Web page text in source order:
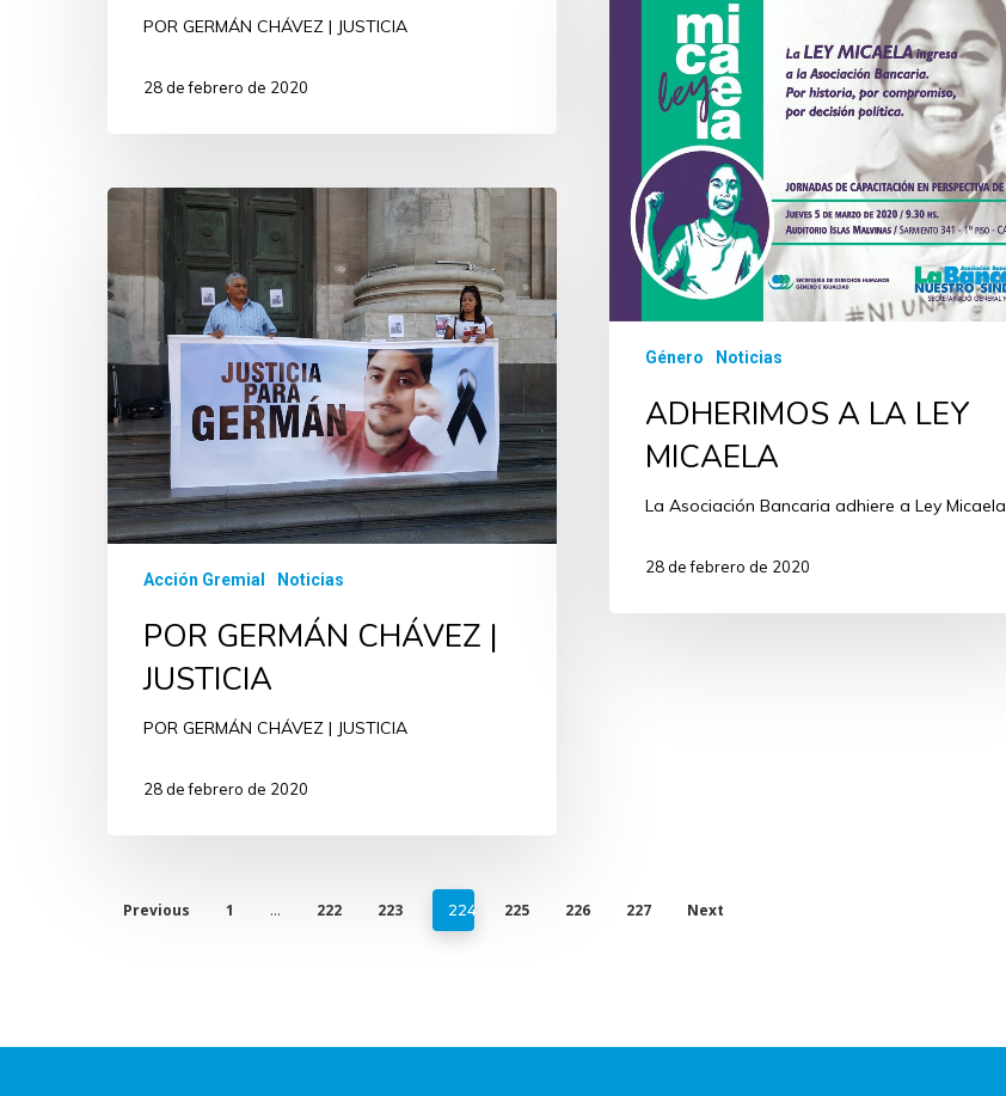
POR GERMÁN CHÁVEZ | JUSTICIA
28 de febrero de 2020
Género Noticias
ADHERIMOS A LA LEY
MICAELA
La Asociación Bancaria adhiere a Ley Micaela
28 de febrero de 2020
Acción Gremial Noticias
POR GERMÁN CHÁVEZ |
JUSTICIA
POR GERMÁN CHÁVEZ | JUSTICIA
28 de febrero de 2020
Previous 1 … 222 223 224 225 226 227 Next